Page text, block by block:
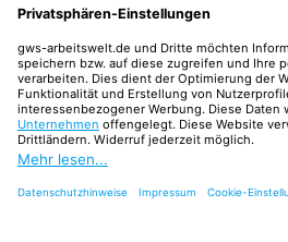
INFORMATION
SICHER EINKAUFEN
UNSERE COMMUNITIES
FacebookInstagramYouTube